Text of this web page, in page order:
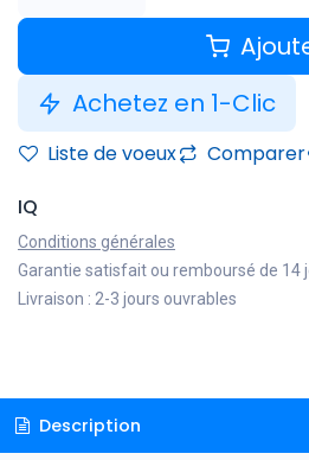
Achetez en 1-Clic
Liste de voeux Comparer
IQ
Conditions générales
Garantie satisfait ou remboursé de 14
Livraison : 2-3 jours ouvrables
Description